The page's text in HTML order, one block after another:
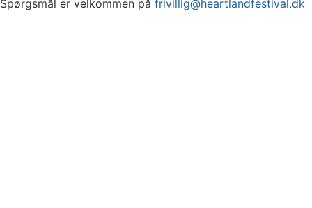
Spørgsmål er velkommen på frivillig@heartlandfestival.dk